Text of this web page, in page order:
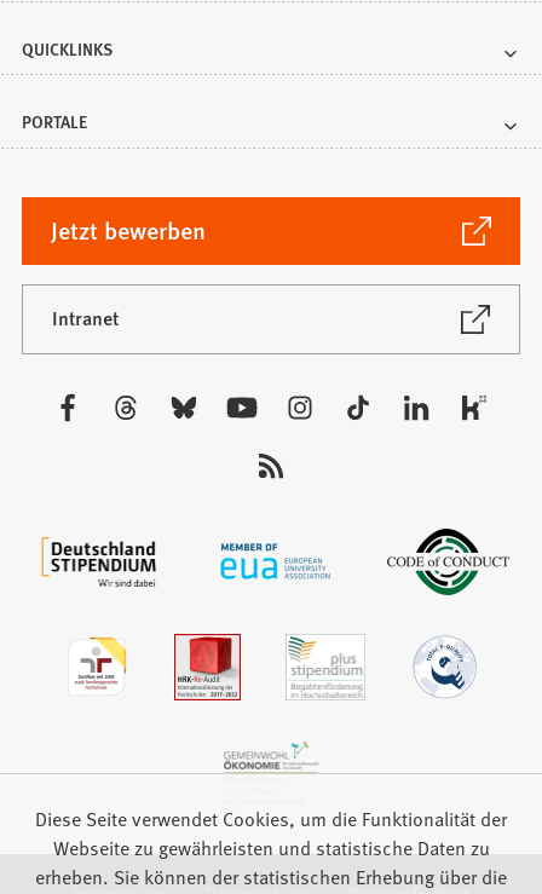
QUICKLINKS
PORTALE
Jetzt bewerben
(Öffnet
in
einem
neuen
Tab)
Intranet
(Öffnet
neuen
Besuchen
Diese Seite verwendet Cookies, um die Funktionalität der
Webseite zu gewährleisten und statistische Daten zu
erheben. Sie können der statistischen Erhebung über die